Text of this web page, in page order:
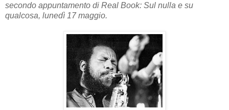
secondo appuntamento di Real Book: Sul nulla e su
qualcosa, lunedì 17 maggio.